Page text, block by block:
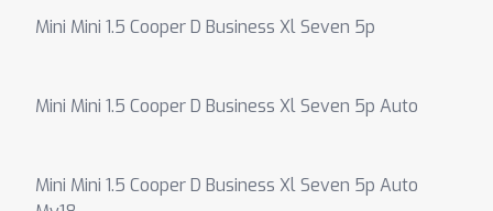
Mini Mini 1.5 Cooper D Business Xl Seven 5p
Mini Mini 1.5 Cooper D Business Xl Seven 5p Auto
Mini Mini 1.5 Cooper D Business Xl Seven 5p Auto